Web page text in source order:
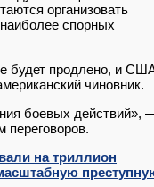
организовать
спорных
будет продлено, и
чиновник.
боевых действий»,
переговоров.
на триллион